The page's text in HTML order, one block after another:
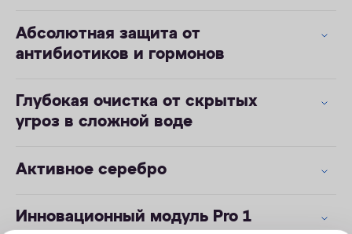
Абсолютная защита от
антибиотиков и гормонов
Глубокая очистка от скрытых
угроз в сложной воде
Активное серебро
Инновационный модуль Pro 1